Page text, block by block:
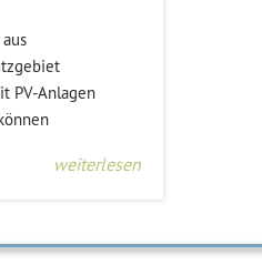
PV-Anlagen
weiterlesen